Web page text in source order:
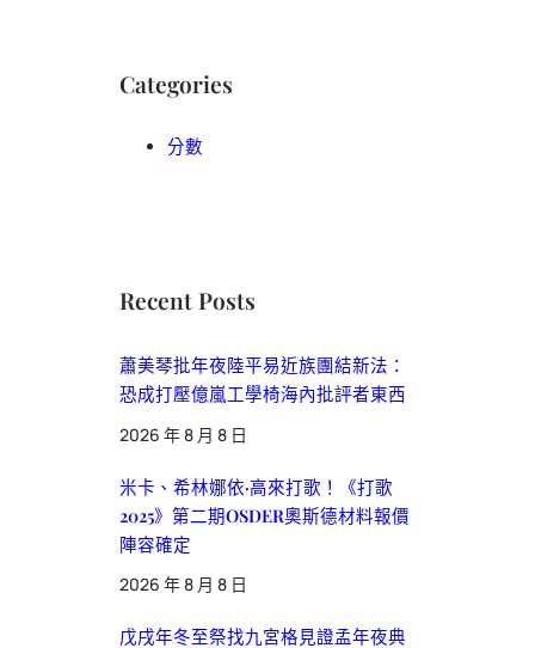
Categories
分數
Recent Posts
蕭美琴批年夜陸平易近族團結新法：
恐成打壓億嵐工學椅海內批評者東西
2026 年 8 月 8 日
米卡、希林娜依·高來打歌！《打歌
2025》第二期OSDER奧斯德材料報價
陣容確定
2026 年 8 月 8 日
戊戌年冬至祭找九宮格見證孟年夜典